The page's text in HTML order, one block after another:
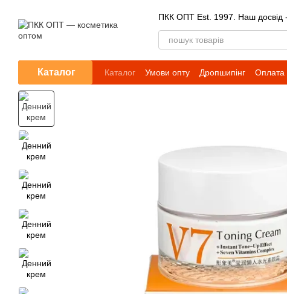
ПКК ОПТ Est. 1997. Наш досвід
Каталог Каталог Умови опту Дропшипінг Оплата